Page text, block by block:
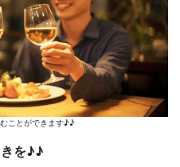
ことができます♪♪
を♪♪